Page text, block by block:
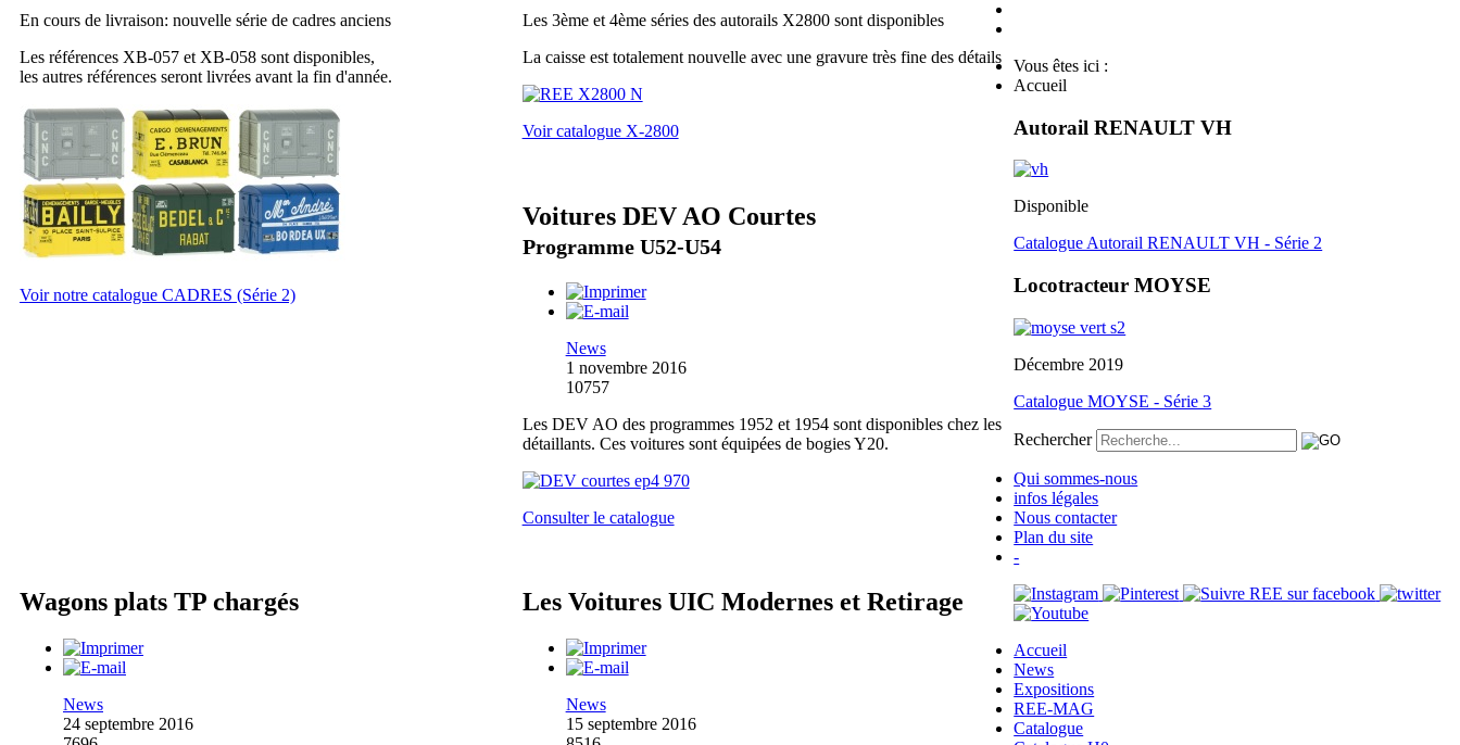
En cours de livraison: nouvelle série de cadres anciens
Les références XB-057 et XB-058 sont disponibles,
les autres références seront livrées avant la fin d'année.
Voir notre catalogue CADRES (Série 2)
Les 3ème et 4ème séries des autorails X2800 sont disponibles
La caisse est totalement nouvelle avec une gravure très fine des détails
Voir catalogue X-2800
Voitures DEV AO Courtes
Programme U52-U54
News
1 novembre 2016
10757
Les DEV AO des programmes 1952 et 1954 sont disponibles chez les
détaillants. Ces voitures sont équipées de bogies Y20.
Consulter le catalogue
Wagons plats TP chargés
News
24 septembre 2016
Les Voitures UIC Modernes et Retirage
News
15 septembre 2016
Vous êtes ici :
Accueil
Autorail RENAULT VH
Disponible
Catalogue Autorail RENAULT VH - Série 2
Locotracteur MOYSE
Décembre 2019
Catalogue MOYSE - Série 3
Rechercher
Qui sommes-nous
infos légales
Nous contacter
Plan du site
-
Accueil
News
Expositions
REE-MAG
Catalogue